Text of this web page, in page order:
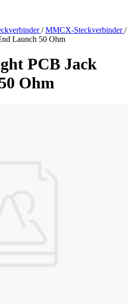
/ MMCX-Steckverbinder/
Launch 50 Ohm
PCB Jack
Ohm